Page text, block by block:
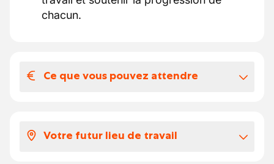
chacun.
Ce que vous pouvez attendre
Voici ce que vous pouvez attendre de cette
Votre futur lieu de travail